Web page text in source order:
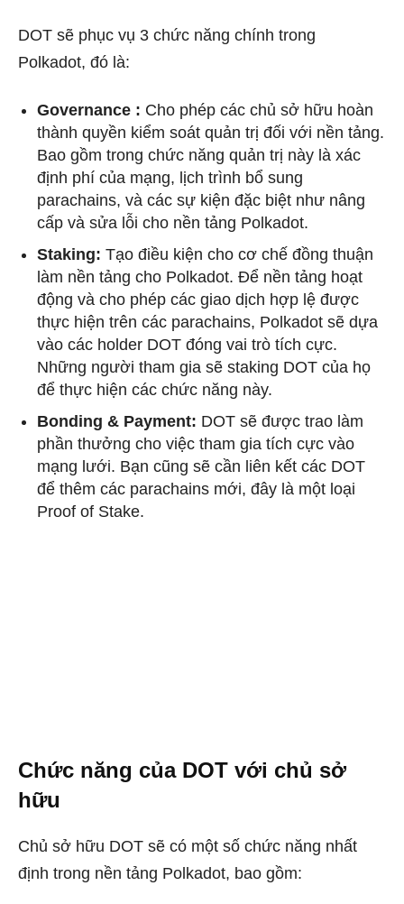
DOT sẽ phục vụ 3 chức năng chính trong
Polkadot, đó là:
Governance : Cho phép các chủ sở hữu hoàn
thành quyền kiểm soát quản trị đối với nền tảng.
Bao gồm trong chức năng quản trị này là xác
định phí của mạng, lịch trình bổ sung
parachains, và các sự kiện đặc biệt như nâng
cấp và sửa lỗi cho nền tảng Polkadot.
Staking: Tạo điều kiện cho cơ chế đồng thuận
làm nền tảng cho Polkadot. Để nền tảng hoạt
động và cho phép các giao dịch hợp lệ được
thực hiện trên các parachains, Polkadot sẽ dựa
vào các holder DOT đóng vai trò tích cực.
Những người tham gia sẽ staking DOT của họ
để thực hiện các chức năng này.
Bonding & Payment: DOT sẽ được trao làm
phần thưởng cho việc tham gia tích cực vào
mạng lưới. Bạn cũng sẽ cần liên kết các DOT
để thêm các parachains mới, đây là một loại
Proof of Stake.
Chức năng của DOT với chủ sở
hữu
Chủ sở hữu DOT sẽ có một số chức năng nhất
định trong nền tảng Polkadot, bao gồm: